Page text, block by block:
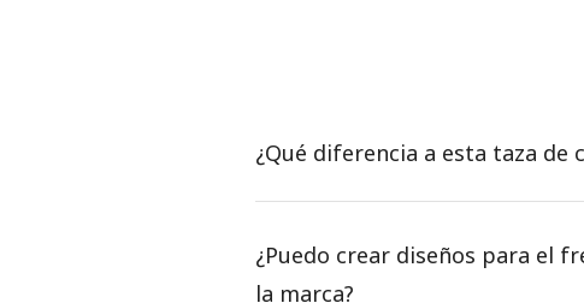
¿Qué diferencia a esta taza de
¿Puedo crear diseños para el
la marca?